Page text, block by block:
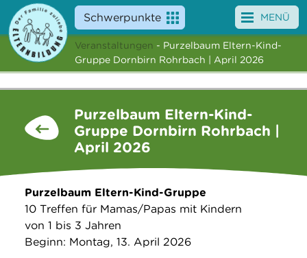
Schwerpunkte
Angebote
News
Suche
MENÜ
Veranstaltungen - Purzelbaum Eltern-Kind-
Gruppe Dornbirn Rohrbach | April 2026
Purzelbaum Eltern-Kind-
Gruppe Dornbirn Rohrbach |
April 2026
Purzelbaum Eltern-Kind-Gruppe
10 Treffen für Mamas/Papas mit Kindern
von 1 bis 3 Jahren
Beginn: Montag, 13. April 2026